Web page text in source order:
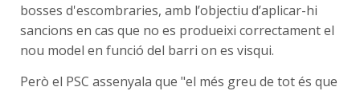
bosses d'escombraries, amb l’objectiu d’aplicar-hi
sancions en cas que no es produeixi correctament el
nou model en funció del barri on es visqui.
Però el PSC assenyala que "el més greu de tot és que